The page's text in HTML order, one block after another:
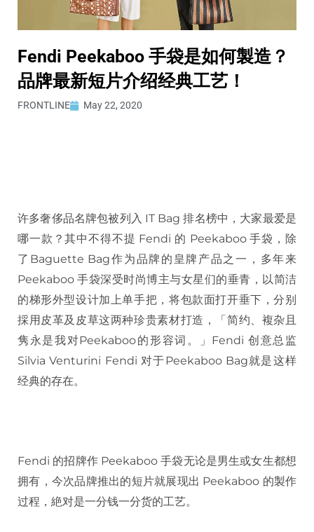
Fendi Peekaboo 手袋是如何製造？
品牌最新短片介绍经典工艺！
FRONTLINE May 22, 2020
许多奢侈品名牌包被列入 IT Bag 排名榜中，大家最爱是
哪一款？其中不得不提 Fendi 的 Peekaboo 手袋，除
了Baguette Bag作为品牌的皇牌产品之一，多年来
Peekaboo 手袋深受时尚博主与女星们的垂青，以简洁
的梯形外型设计加上单手把，将包款面打开垂下，分别
採用皮革及皮草这两种珍贵素材打造，「简约、複杂且
隽永是我对Peekaboo的形容词。」Fendi 创意总监
Silvia Venturini Fendi 对于Peekaboo Bag就是这样
经典的存在。
Fendi 的招牌作 Peekaboo 手袋无论是男生或女生都想
拥有，今次品牌推出的短片就展现出 Peekaboo 的製作
过程，絶对是一分钱一分货的工艺。